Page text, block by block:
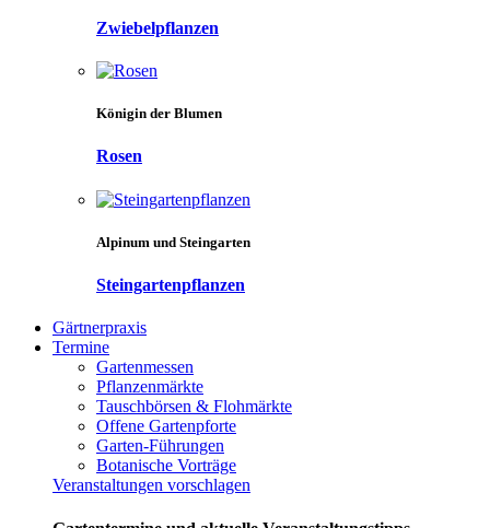
Zwiebelpflanzen
Königin der Blumen
Rosen
Alpinum und Steingarten
Steingartenpflanzen
Gärtnerpraxis
Termine
Gartenmessen
Pflanzenmärkte
Tauschbörsen & Flohmärkte
Offene Gartenpforte
Garten-Führungen
Botanische Vorträge
Veranstaltungen vorschlagen